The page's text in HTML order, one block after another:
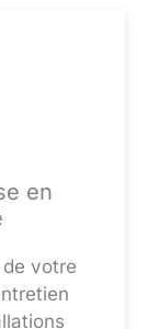
en
votre